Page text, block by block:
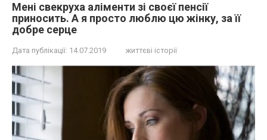
Мені свекруха аліменти зі своєї пенсії
приносить. А я просто люблю цю жінку, за її
добре серце
Дата публікації: 14.07.2019 життєві історії